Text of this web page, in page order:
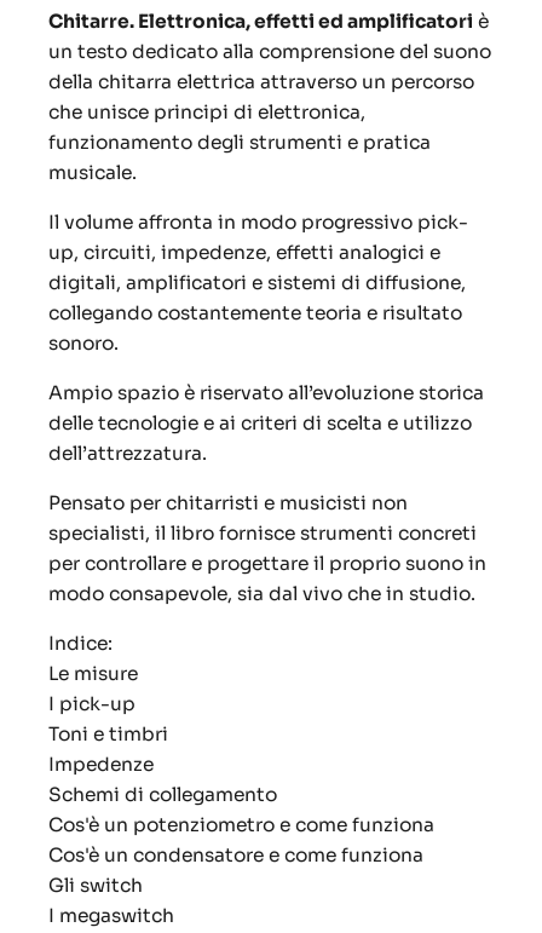
Chitarre. Elettronica, effetti ed amplificatori è
un testo dedicato alla comprensione del suono
della chitarra elettrica attraverso un percorso
che unisce principi di elettronica,
funzionamento degli strumenti e pratica
musicale.
Il volume affronta in modo progressivo pick-
up, circuiti, impedenze, effetti analogici e
digitali, amplificatori e sistemi di diffusione,
collegando costantemente teoria e risultato
sonoro.
Ampio spazio è riservato all’evoluzione storica
delle tecnologie e ai criteri di scelta e utilizzo
dell’attrezzatura.
Pensato per chitarristi e musicisti non
specialisti, il libro fornisce strumenti concreti
per controllare e progettare il proprio suono in
modo consapevole, sia dal vivo che in studio.
Indice:
Le misure
I pick-up
Toni e timbri
Impedenze
Schemi di collegamento
Cos'è un potenziometro e come funziona
Cos'è un condensatore e come funziona
Gli switch
I megaswitch